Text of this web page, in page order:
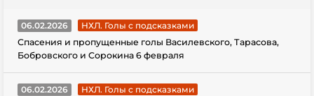
06.02.2026
НХЛ. Голы с подсказками
Спасения и пропущенные голы Василевского, Тарасова,
Бобровского и Сорокина 6 февраля
06.02.2026
НХЛ. Голы с подсказками